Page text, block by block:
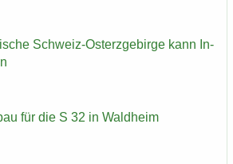
Schweiz-​Osterzgebirge kann In­
für die S 32 in Wald­heim